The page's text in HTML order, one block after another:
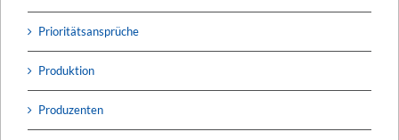
Prioritätsansprüche
Produktion
Produzenten